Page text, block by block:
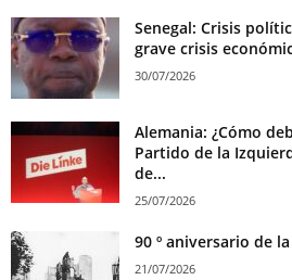
Senegal: Crisis
grave crisis
30/07/2026
Alemania: ¿Cómo
Partido de la
de...
25/07/2026
90 º aniversario de
21/07/2026